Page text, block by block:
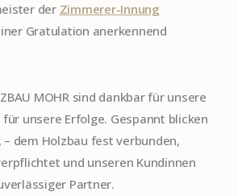
der Zimmerer-Innung
Gratulation anerkennend
MOHR sind dankbar für unsere
unsere Erfolge. Gespannt blicken
dem Holzbau fest verbunden,
und unseren Kundinnen
Partner.